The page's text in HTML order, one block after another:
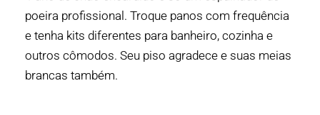
poeira profissional. Troque panos com frequência
e tenha kits diferentes para banheiro, cozinha e
outros cômodos. Seu piso agradece e suas meias
brancas também.